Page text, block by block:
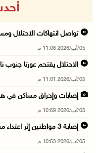
تواصل انتهاكات الاحتلال
05/آب/2026 11:08 م
الاحتلال يقتحم عورتا جنوب
05/آب/2026 11:01 م
إصابات وإحراق مساكن في
05/آب/2026 10:59 م
إصابة 3 مواطنين إثر اعتداء مستعمرين عليهم في ...
05/آب/2026 10:53 م